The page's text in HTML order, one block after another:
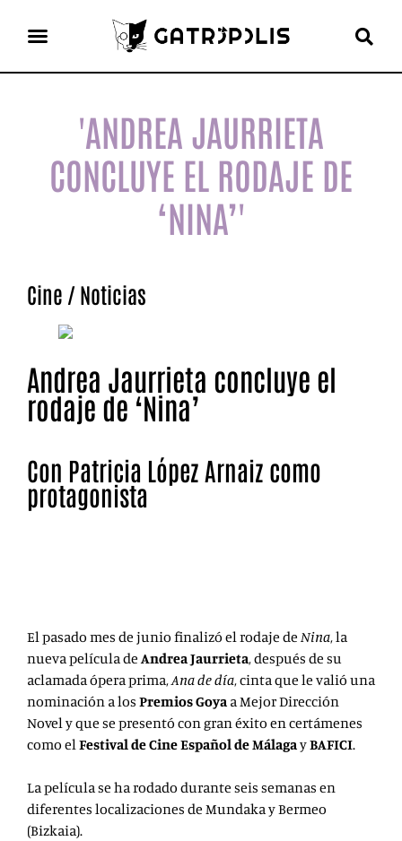
'ANDREA JAURRIETA
CONCLUYE EL RODAJE DE
‘NINA’'
Cine /Noticias
Andrea Jaurrieta concluye el
rodaje de ‘Nina’
Con Patricia López Arnaiz como
protagonista
El pasado mes de junio finalizó el rodaje de Nina, la
nueva película deAndrea Jaurrieta, después de su
aclamada ópera prima,Ana de día, cinta que le valió una
nominación a los Premios Goya a Mejor Dirección
Novely que se presentó con gran éxito en certámenes
como elFestival de Cine Español de MálagayBAFICI.
La películase ha rodado durante seis semanas en
diferentes localizaciones de Mundaka y Bermeo
(Bizkaia).